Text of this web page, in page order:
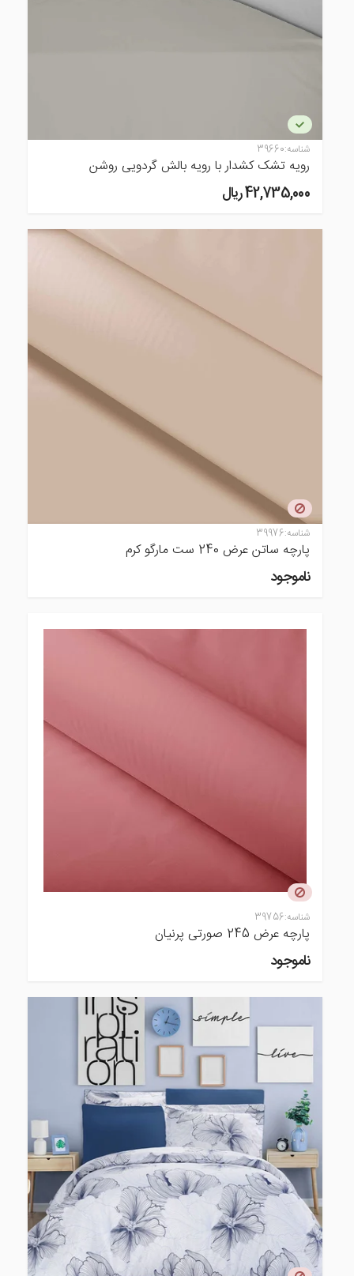
شناسه:39660
رویه تشک کشدار با رویه بالش گردویی روشن
42,735,000 ريال
شناسه:39976
پارچه ساتن عرض 240 ست مارگو کرم
ناموجود
شناسه:39756
پارچه عرض 245 صورتی پرنیان
ناموجود